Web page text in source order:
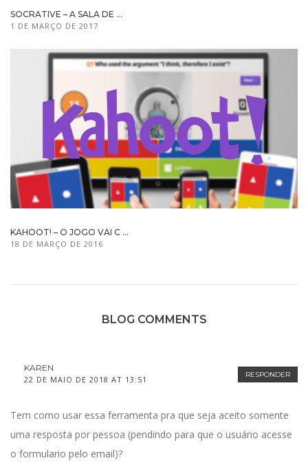
SOCRATIVE – A SALA DE ...
1 DE MARÇO DE 2017
KAHOOT! – O JOGO VAI C ...
18 DE MARÇO DE 2016
BLOG COMMENTS
RESPONDER
KAREN
22 DE MAIO DE 2018 AT 13:51
Tem como usar essa ferramenta pra que seja aceito somente
uma resposta por pessoa (pendindo para que o usuário acesse
o formulario pelo email)?